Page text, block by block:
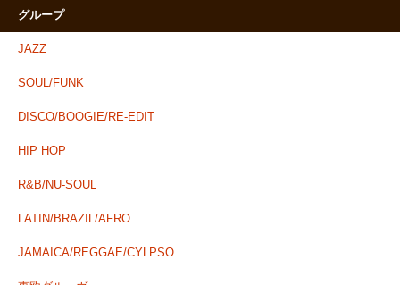
グループ
JAZZ
SOUL/FUNK
DISCO/BOOGIE/RE-EDIT
HIP HOP
R&B/NU-SOUL
LATIN/BRAZIL/AFRO
JAMAICA/REGGAE/CYLPSO